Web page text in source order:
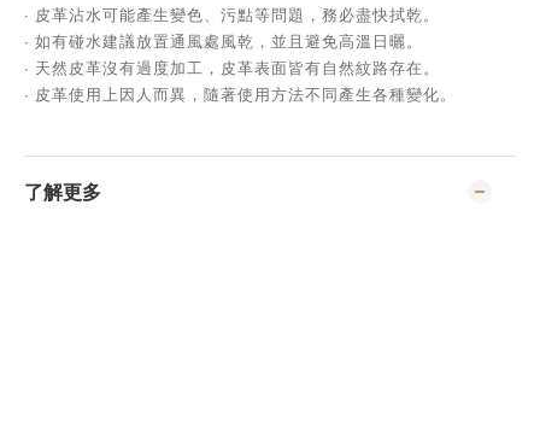
∙ 皮革沾水可能產生變色、污點等問題，務必盡快拭乾。
∙ 如有碰水建議放置通風處風乾，並且避免高溫日曬。
∙ 天然皮革沒有過度加工，皮革表面皆有自然紋路存在。
∙ 皮革使用上因人而異，隨著使用方法不同產生各種變化。
了解更多